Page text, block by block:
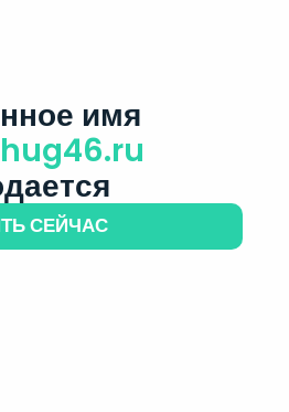
имя
СЕЙЧАС